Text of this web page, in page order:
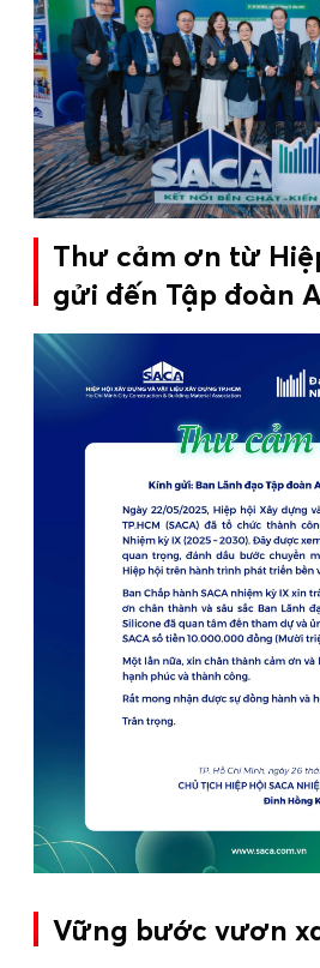
Thư cảm ơn từ
gửi đến Tập đoàn
Vững bước vươn